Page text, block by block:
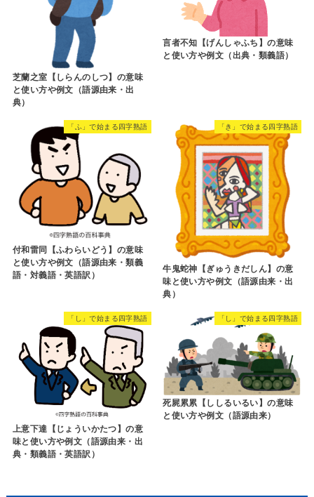
芝蘭之室【しらんのしつ】の意味
と使い方や例文（語源由来・出
典）
言者不知【げんしゃふち】の意味
と使い方や例文（出典・類義語）
「ふ」で始まる四字熟語
付和雷同【ふわらいどう】の意味
と使い方や例文（語源由来・類義
語・対義語・英語訳）
「き」で始まる四字熟語
牛鬼蛇神【ぎゅうきだしん】の意
味と使い方や例文（語源由来・出
典）
「し」で始まる四字熟語
上意下達【じょういかたつ】の意
味と使い方や例文（語源由来・出
典・類義語・英語訳）
「し」で始まる四字熟語
死屍累累【ししるいるい】の意味
と使い方や例文（語源由来）